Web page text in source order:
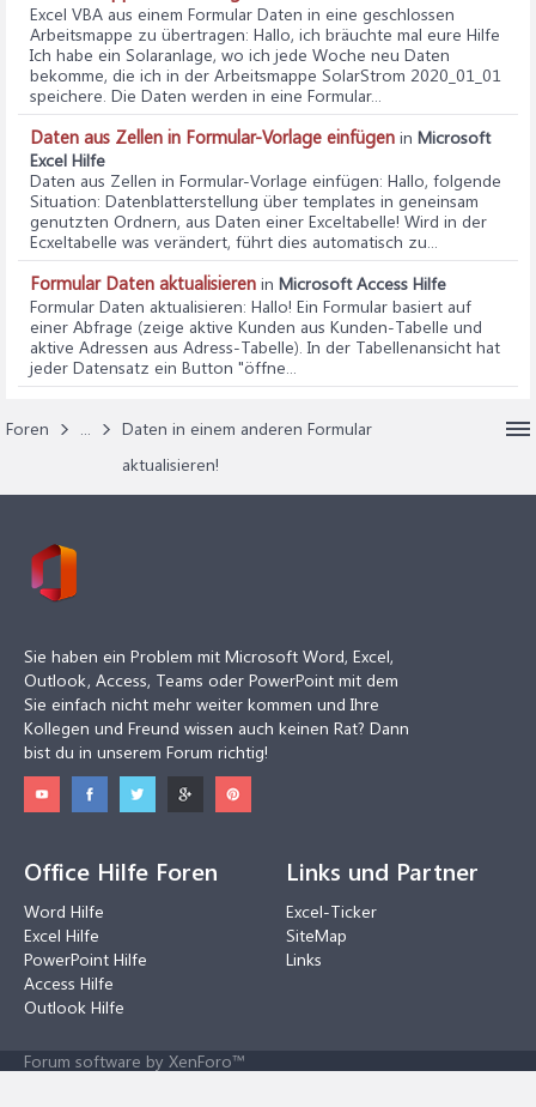
Excel VBA aus einem Formular Daten in eine geschlossen
Arbeitsmappe zu übertragen: Hallo, ich bräuchte mal eure Hilfe
Ich habe ein Solaranlage, wo ich jede Woche neu Daten
bekomme, die ich in der Arbeitsmappe SolarStrom 2020_01_01
speichere. Die Daten werden in eine Formular...
Daten aus Zellen in Formular-Vorlage einfügen in Microsoft
Excel Hilfe
Daten aus Zellen in Formular-Vorlage einfügen: Hallo, folgende
Situation: Datenblatterstellung über templates in geneinsam
genutzten Ordnern, aus Daten einer Exceltabelle! Wird in der
Ecxeltabelle was verändert, führt dies automatisch zu...
Formular Daten aktualisieren in Microsoft Access Hilfe
Formular Daten aktualisieren: Hallo! Ein Formular basiert auf
einer Abfrage (zeige aktive Kunden aus Kunden-Tabelle und
aktive Adressen aus Adress-Tabelle). In der Tabellenansicht hat
jeder Datensatz ein Button "öffne...
Foren ...
Daten in einem anderen Formular
aktualisieren!
Sie haben ein Problem mit Microsoft Word, Excel,
Outlook, Access, Teams oder PowerPoint mit dem
Sie einfach nicht mehr weiter kommen und Ihre
Kollegen und Freund wissen auch keinen Rat? Dann
bist du in unserem Forum richtig!
Office Hilfe Foren
Word Hilfe
Excel Hilfe
PowerPoint Hilfe
Access Hilfe
Outlook Hilfe
Links und Partner
Excel-Ticker
SiteMap
Links
Forum software by XenForo™